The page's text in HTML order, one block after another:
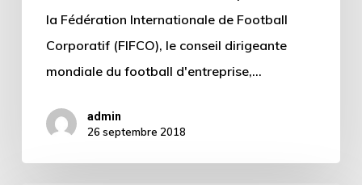
la Fédération Internationale de Football
Corporatif (FIFCO), le conseil dirigeante
mondiale du football d'entreprise,…
admin
26 septembre 2018